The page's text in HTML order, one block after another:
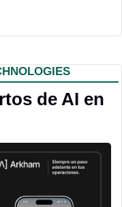
de AI en